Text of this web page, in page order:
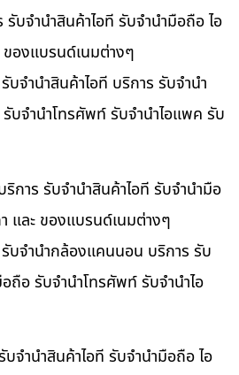
รับจำนำสินค้าไอที รับจำนำมือถือ ไอ
องแบรนด์เนมต่างๆ
จำนำสินค้าไอที บริการ รับจำนำ
บจำนำโทรศัพท์ รับจำนำไอแพค รับ
การ รับจำนำสินค้าไอที รับจำนำมือ
และ ของแบรนด์เนมต่างๆ
บจำนำกล้องแคนนอน บริการ รับ
ถือ รับจำนำโทรศัพท์ รับจำนำไอ
จำนำสินค้าไอที รับจำนำมือถือ ไอ